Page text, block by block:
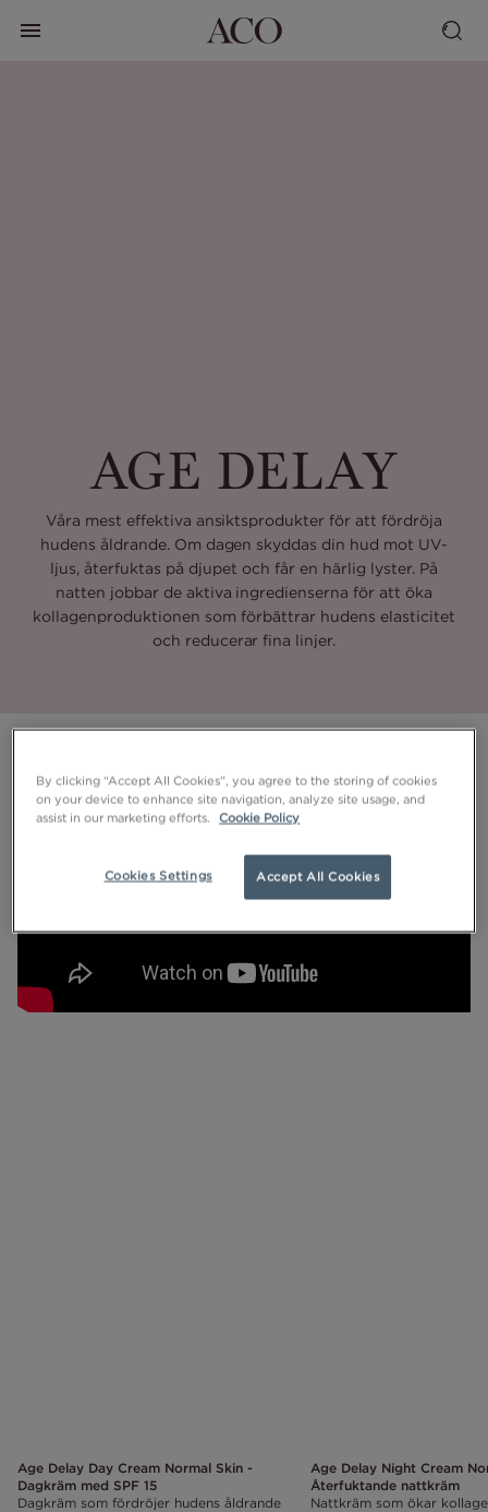
AGE DELAY
Våra mest effektiva ansiktsprodukter för att fördröja
hudens åldrande. Om dagen skyddas din hud mot UV-
ljus, återfuktas på djupet och får en härlig lyster. På
natten jobbar de aktiva ingredienserna för att öka
kollagenproduktionen som förbättrar hudens elasticitet
och reducerar fina linjer.
Age Delay Day Cream Normal Skin -
Dagkräm med SPF 15
Dagkräm som fördröjer hudens åldrande
Age Delay Night Cream
Återfuktande nattkräm
Nattkräm som ökar
By clicking “Accept All Cookies”, you agree to the storing of cookies
on your device to enhance site navigation, analyze site usage, and
assist in our marketing efforts.
Cookie Policy
Cookies Settings Accept All Cookies